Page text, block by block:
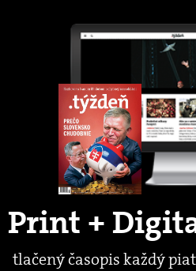
Print +
tlačený časopis každý